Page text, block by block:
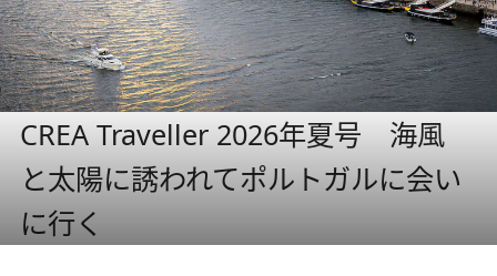
CREA Traveller 2026年夏号 海風
と太陽に誘われてポルトガルに会い
に行く